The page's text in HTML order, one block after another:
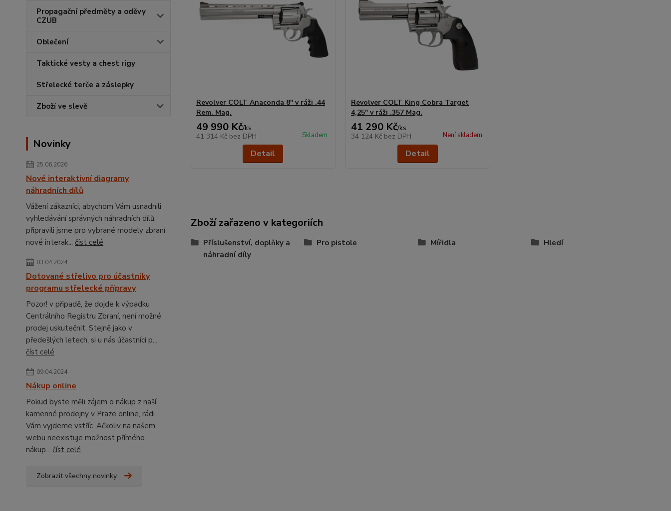
Propagační předměty a oděvy
CZUB
Oblečení
Taktické vesty a chest rigy
Střelecké terče a záslepky
Zboží ve slevě
Novinky
25.06.2026
Nové interaktivní diagramy
náhradních dílů
Vážení zákazníci, abychom Vám usnadnili
vyhledávání správných náhradních dílů,
připravili jsme pro vybrané modely zbraní
nové interak... číst celé
03.04.2024
Dotované střelivo pro účastníky
programu střelecké přípravy
Pozor! v připadě, že dojde k výpadku
Centrálního Registru Zbraní, není možné
prodej uskutečnit. Stejně jako v
předešlých letech, si u nás účastníci p...
číst celé
09.04.2024
Nákup online
Pokud byste měli zájem o nákup z naší
kamenné prodejny v Praze online, rádi
Vám vyjdeme vstříc. Ačkoliv na našem
webu neexistuje možnost přímého
nákup... číst celé
Zobrazit všechny novinky
Revolver COLT Anaconda 8" v ráži .44
Rem. Mag.
49 990 Kč/ks
41 314 Kč bez DPH Skladem
Detail
Revolver COLT King Cobra Target
4,25" v ráži .357 Mag.
41 290 Kč/ks
34 124 Kč bez DPH Není skladem
Detail
Zboží zařazeno v kategoriích
Příslušenství, doplňky a
náhradní díly
Pro pistole Mířidla Hledí